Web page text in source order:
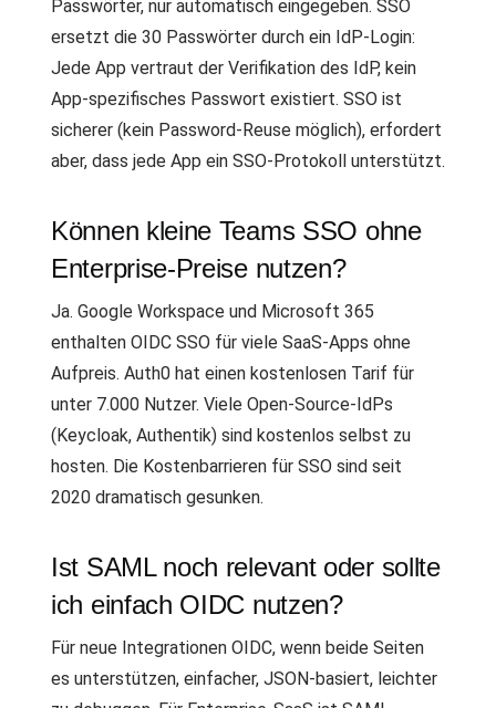
Passwörter, nur automatisch eingegeben. SSO
ersetzt die 30 Passwörter durch ein IdP-Login:
Jede App vertraut der Verifikation des IdP, kein
App-spezifisches Passwort existiert. SSO ist
sicherer (kein Password-Reuse möglich), erfordert
aber, dass jede App ein SSO-Protokoll unterstützt.
Können kleine Teams SSO ohne
Enterprise-Preise nutzen?
Ja. Google Workspace und Microsoft 365
enthalten OIDC SSO für viele SaaS-Apps ohne
Aufpreis. Auth0 hat einen kostenlosen Tarif für
unter 7.000 Nutzer. Viele Open-Source-IdPs
(Keycloak, Authentik) sind kostenlos selbst zu
hosten. Die Kostenbarrieren für SSO sind seit
2020 dramatisch gesunken.
Ist SAML noch relevant oder sollte
ich einfach OIDC nutzen?
Für neue Integrationen OIDC, wenn beide Seiten
es unterstützen, einfacher, JSON-basiert, leichter